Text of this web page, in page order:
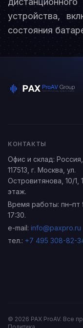
устройства,
состояния
КОНТАКТЫ
Офис и склад: Россия
117513, г. Москва ул.
Островитянова, 10/1
этаж.
Время работы: пн–пт
17:30.
e-mail: info@paxpro.ru
тел.: +7 495 308-82-
© 2026 PAX ProAV. Все